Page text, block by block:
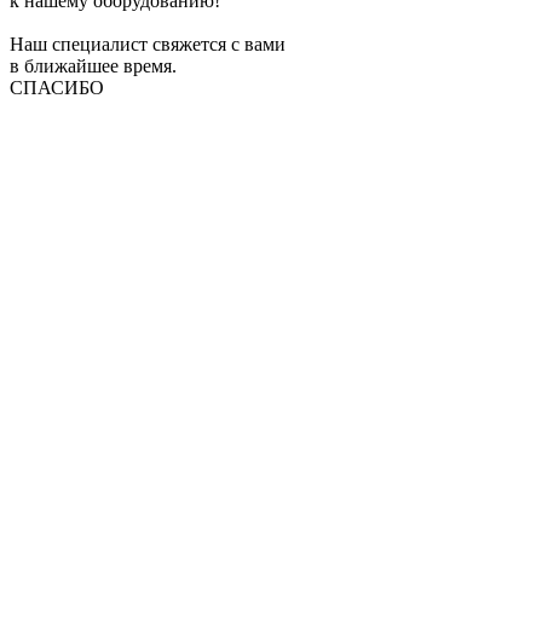
Наш специалист свяжется с вами
в ближайшее время.
СПАСИБО